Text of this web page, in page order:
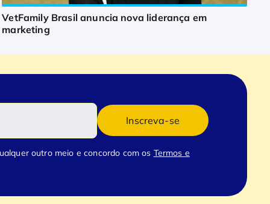
VetFamily Brasil anuncia nova liderança em
marketing
Inscreva-se
outro meio e concordo com os Termos e